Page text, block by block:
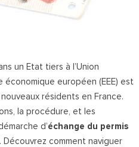
un Etat tiers à l’Union
économique européen (EEE) est
résidents en France.
la procédure, et les
d’échange du permis
. Découvrez comment naviguer